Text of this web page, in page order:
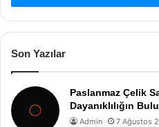
Son Yazılar
Paslanmaz Çelik
Dayanıklılığın
Admin 7 Ağustos